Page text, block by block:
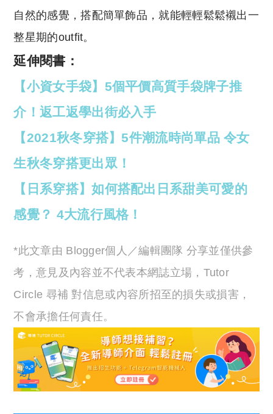
自然的感覺，搭配簡單飾品，就能輕輕鬆鬆襯出一
整星期的outfit。
延伸閱書：
【小資女手袋】5個平價高質手袋牌子推
介！返工返學出街必入手
【2021秋冬穿搭】5件潮流時尚單品 令女
生秋冬穿搭更出眾！
【日系穿搭】如何搭配出日系甜美可愛的
感覺？ 4大流行風格！
*此文章由 Blogger個人／編輯團隊 分享並僅供參
考，意見及內容並不代表本網誌立場，Tutor
Circle 尋補 對信息或內容所招至的損失或損害，
不會承擔任何責任。